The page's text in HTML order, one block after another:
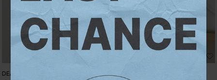
DEAR, NEAR